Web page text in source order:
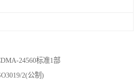
24560标准1部
2(公制)